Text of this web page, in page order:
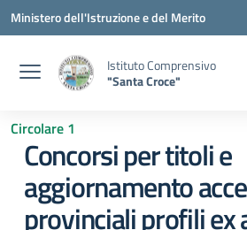
Vai ai contenuti
Vai al menu di navigazione
Vai al footer
Ministero dell'Istruzione e del Merito
Istituto Comprensivo
"Santa Croce"
Circolare 1
Concorsi per titoli e
aggiornamento
provinciali profili ex